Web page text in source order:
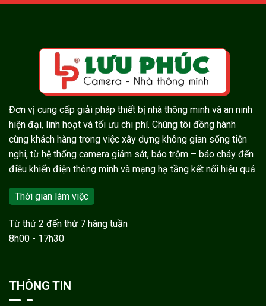
Đơn vị cung cấp giải pháp thiết bị nhà thông minh và an ninh
hiện đại, linh hoạt và tối ưu chi phí. Chúng tôi đồng hành
cùng khách hàng trong việc xây dựng không gian sống tiện
nghi, từ hệ thống camera giám sát, báo trộm – báo cháy đến
điều khiển điện thông minh và mạng hạ tầng kết nối hiệu quả.
Thời gian làm việc
Từ thứ 2 đến thứ 7 hàng tuần
8h00 - 17h30
THÔNG TIN